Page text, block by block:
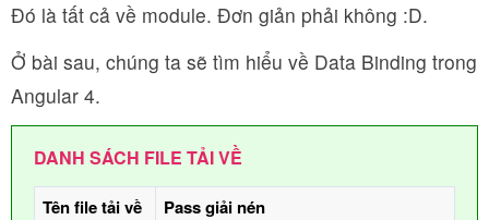
Đó là tất cả về module. Đơn giản phải không :D.
Ở bài sau, chúng ta sẽ tìm hiểu về Data Binding trong
Angular 4.
DANH SÁCH FILE TẢI VỀ
Tên file tải về Pass giải nén